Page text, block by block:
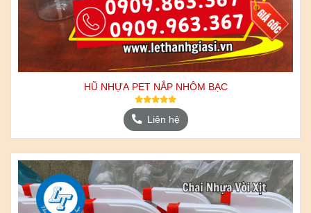
HŨ NHỰA PET NẮP NHÔM BẠC
Liên hệ